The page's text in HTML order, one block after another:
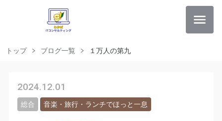
トップ ブログ一覧 １万人の第九
2024.12.01
総合 音楽・旅行・ランチでほっと一息